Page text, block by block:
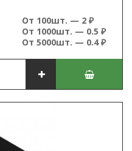
От 100шт. — 2 ₽
От 1000шт. — 0.5 ₽
От 5000шт. — 0.4 ₽